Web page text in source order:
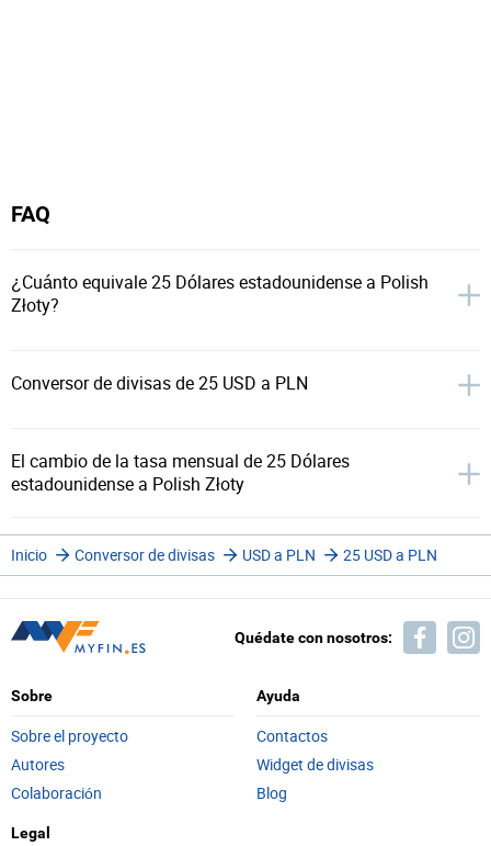
FAQ
¿Cuánto equivale 25 Dólares estadounidense a Polish
Złoty?
Conversor de divisas de 25 USD a PLN
El cambio de la tasa mensual de 25 Dólares
estadounidense a Polish Złoty
Inicio Conversor de divisas USD a PLN 25 USD a PLN
Quédate con nosotros:
Sobre
Sobre el proyecto
Autores
Colaboración
Ayuda
Contactos
Widget de divisas
Blog
Legal